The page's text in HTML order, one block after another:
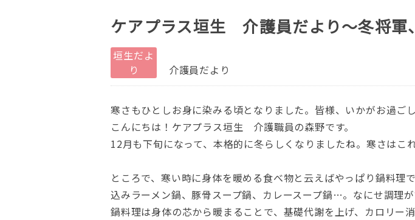
ケアプラス垣生 介護員だより～冬将軍
垣生だよ
り
介護員だより
寒さもひとしお身に染みる頃となりました。皆様、いかがお過ご
こんにちは！ケアプラス垣生 介護職員の森野です。
12月も下旬になって、本格的に冬らしくなりましたね。寒さはこ
ところで、寒い時に身体を暖める食べ物と云えばやっぱり鍋料
込みラーメン鍋、豚骨スープ鍋、カレースープ鍋…。なにせ調理
鍋料理は身体の芯から暖まることで、基礎代謝を上げ、カロリー